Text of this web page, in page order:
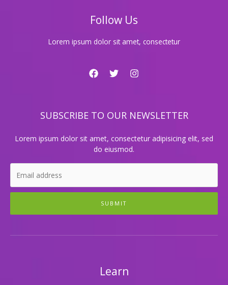
Follow Us
Lorem ipsum dolor sit amet, consectetur
SUBSCRIBE TO OUR NEWSLETTER
Lorem ipsum dolor sit amet, consectetur adipisicing elit, sed
do eiusmod.
SUBMIT
Learn